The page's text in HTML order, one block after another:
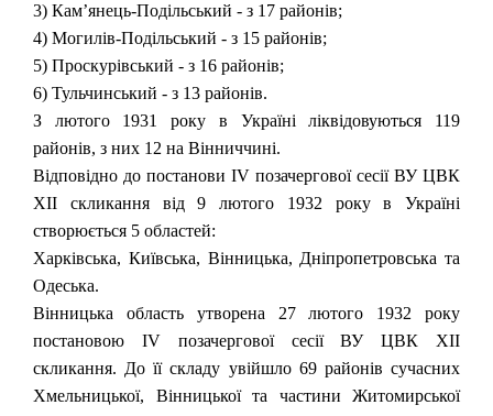
3) Кам’янець-Подільський - з 17 районів;
4) Могилів-Подільський - з 15 районів;
5) Проскурівський - з 16 районів;
6) Тульчинський - з 13 районів.
З лютого 1931 року в Україні ліквідовуються 119
районів, з них 12 на Вінниччині.
Відповідно до постанови IV позачергової сесії ВУ ЦВК
XII скликання від 9 лютого 1932 року в Україні
створюється 5 областей:
Харківська, Київська, Вінницька, Дніпропетровська та
Одеська.
Вінницька область утворена 27 лютого 1932 року
постановою IV позачергової сесії ВУ ЦВК XII
скликання. До її складу увійшло 69 районів сучасних
Хмельницької, Вінницької та частини Житомирської